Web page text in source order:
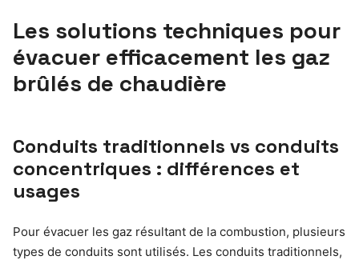
Les solutions techniques pour
évacuer efficacement les gaz
brûlés de chaudière
Conduits traditionnels vs conduits
concentriques : différences et
usages
Pour évacuer les gaz résultant de la combustion, plusieurs
types de conduits sont utilisés. Les conduits traditionnels,